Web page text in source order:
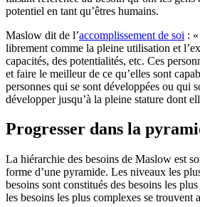
potentiel en tant qu’êtres humains.
Maslow dit de l’accomplissement de soi :
librement comme la pleine utilisation et
capacités, des potentialités, etc. Ces
et faire le meilleur de ce qu’elles sont
personnes qui se sont développées ou qui
développer jusqu’à la pleine stature dont
Progresser dans la
La hiérarchie des besoins de Maslow est
forme d’une pyramide. Les niveaux les
besoins sont constitués des besoins les
les besoins les plus complexes se trouvent